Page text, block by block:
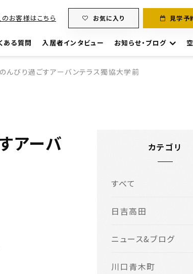
お客様はこちら お気に入り 見学予
ある質問 入居者インタビュー お知らせ・ブログ
んびり過ごすアーバンテラス獨協大学前
アーバ
カテゴリ
すべて
日吉高田
ニュース&ブログ
川口青木町